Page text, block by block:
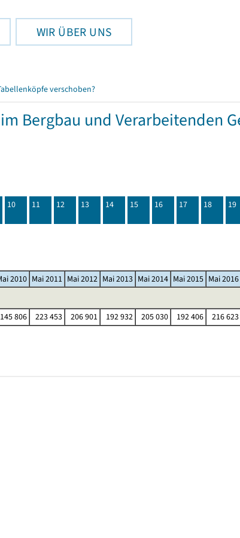
WIR ÜBER UNS
verschoben?
Bergbau und Verarbeitenden
10 11 12 13 14 15 16 17 18 19
2010 Mai 2011 Mai 2012 Mai 2013 Mai 2014 Mai 2015 Mai 2016
145 806 223 453 206 901 192 932 205 030 192 406 216 623